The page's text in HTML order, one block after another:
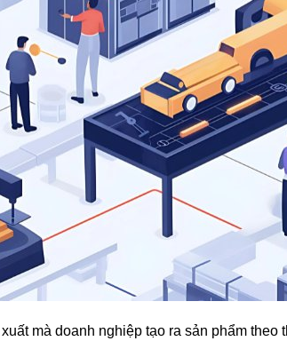
mà doanh nghiệp tạo ra sản phẩm theo